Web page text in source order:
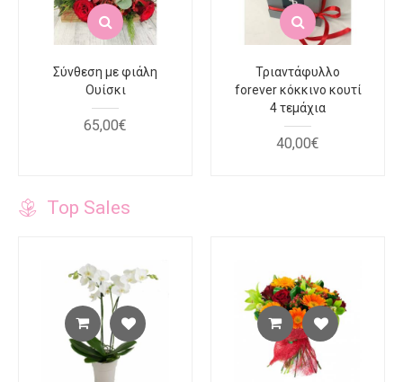
Σύνθεση με φιάλη
Ουίσκι
65,00€
Τριαντάφυλλο
forever κόκκινο κουτί
4 τεμάχια
40,00€
Top Sales